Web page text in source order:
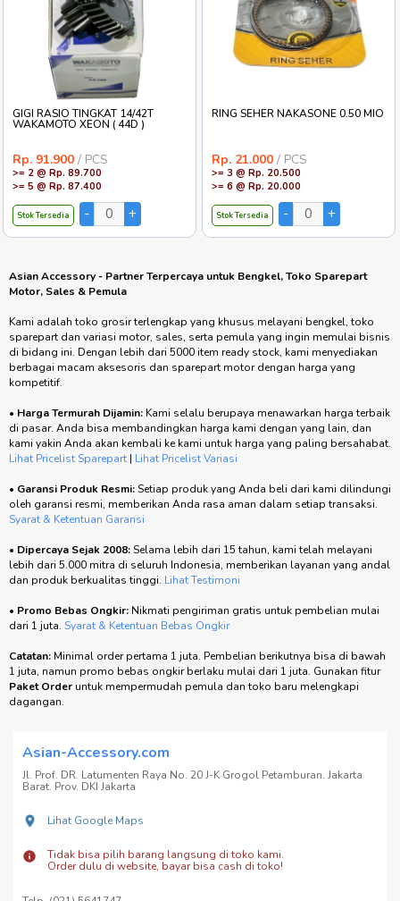
GIGI RASIO TINGKAT 14/42T
WAKAMOTO XEON ( 44D )
Rp. 91.900 / PCS
>= 2 @ Rp. 89.700
>= 5 @ Rp. 87.400
Stok Tersedia
RING SEHER NAKASONE 0.50 MIO
Rp. 21.000 / PCS
>= 3 @ Rp. 20.500
>= 6 @ Rp. 20.000
Stok Tersedia
Asian Accessory - Partner Terpercaya untuk Bengkel, Toko Sparepart
Motor, Sales & Pemula
Kami adalah toko grosir terlengkap yang khusus melayani bengkel, toko
sparepart dan variasi motor, sales, serta pemula yang ingin memulai bisnis
di bidang ini. Dengan lebih dari 5000 item ready stock, kami menyediakan
berbagai macam aksesoris dan sparepart motor dengan harga yang
kompetitif.
• Harga Termurah Dijamin: Kami selalu berupaya menawarkan harga terbaik
di pasar. Anda bisa membandingkan harga kami dengan yang lain, dan
kami yakin Anda akan kembali ke kami untuk harga yang paling bersahabat.
Lihat Pricelist Sparepart | Lihat Pricelist Variasi
• Garansi Produk Resmi:Setiap produk yang Anda beli dari kami dilindungi
oleh garansi resmi, memberikan Anda rasa aman dalam setiap transaksi.
Syarat & Ketentuan Garansi
• Dipercaya Sejak 2008:Selama lebih dari 15 tahun, kami telah melayani
lebih dari 5.000 mitra di seluruh Indonesia, memberikan layanan yang andal
dan produk berkualitas tinggi. Lihat Testimoni
• Promo Bebas Ongkir: Nikmati pengiriman gratis untuk pembelian mulai
dari 1 juta. Syarat & Ketentuan Bebas Ongkir
Catatan: Minimal order pertama 1 juta. Pembelian berikutnya bisa di bawah
1 juta, namun promo bebas ongkir berlaku mulai dari 1 juta. Gunakan fitur
Paket Order untuk mempermudah pemula dan toko baru melengkapi
dagangan.
Asian-Accessory.com
Jl. Prof. DR. Latumenten Raya No. 20 J-K Grogol Petamburan. Jakarta
Barat. Prov. DKI Jakarta
Lihat Google Maps
Tidak bisa pilih barang langsung di toko kami.
Order dulu di website, bayar bisa cash di toko!